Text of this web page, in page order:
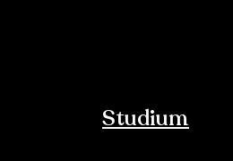
Studium